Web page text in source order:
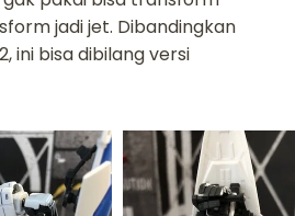
jadi jet. Dibandingkan
ini bisa dibilang versi